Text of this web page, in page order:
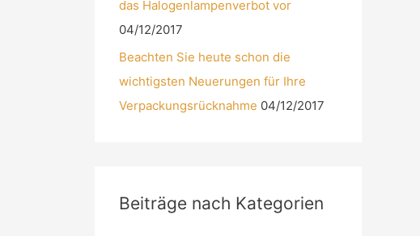
das Halogenlampenverbot vor
04/12/2017
Beachten Sie heute schon die
wichtigsten Neuerungen für Ihre
Verpackungsrücknahme 04/12/2017
Beiträge nach Kategorien